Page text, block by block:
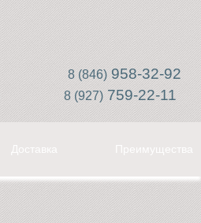
8 (846) 958-32-92
8 (927) 759-22-11
Доставка Преимущества